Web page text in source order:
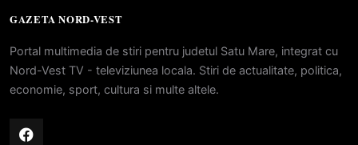
GAZETA NORD-VEST
Portal multimedia de stiri pentru judetul Satu Mare, integrat cu
Nord-Vest TV - televiziunea locala. Stiri de actualitate, politica,
economie, sport, cultura si multe altele.